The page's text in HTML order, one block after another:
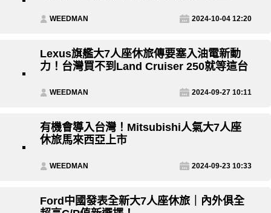
WEEDMAN 2024-10-04 12:20
Lexus旗艦大7人座休旅傳要塞入油電新動
力！台灣買不到Land Cruiser 250就等這台
WEEDMAN 2024-09-27 10:11
有機會導入台灣！Mitsubishi人氣大7人座
休旅馬來西亞上市
WEEDMAN 2024-09-23 10:33
Ford中國發表全新大7人座休旅｜內外俱全